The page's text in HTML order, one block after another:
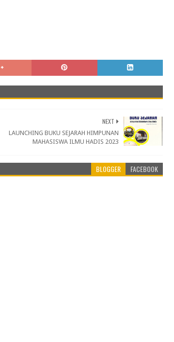
NEXT
LAUNCHING BUKU SEJARAH HIMPUNAN
MAHASISWA ILMU HADIS 2023
BLOGGER FACEBOOK